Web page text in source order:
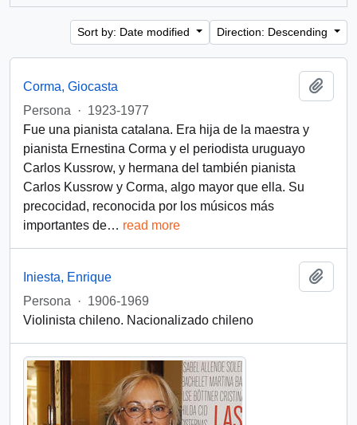
Sort by: Date modified Direction: Descending
Corma, Giocasta
Persona
· 1923-1977
Fue una pianista catalana. Era hija de la maestra y
pianista Ernestina Corma y el periodista uruguayo
Carlos Kussrow, y hermana del también pianista
Carlos Kussrow y Corma, algo mayor que ella. Su
precocidad, reconocida por los músicos más
importantes de… read more
Iniesta, Enrique
Persona
· 1906-1969
Violinista chileno. Nacionalizado chileno